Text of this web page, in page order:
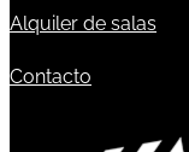
Alquiler de salas
Contacto